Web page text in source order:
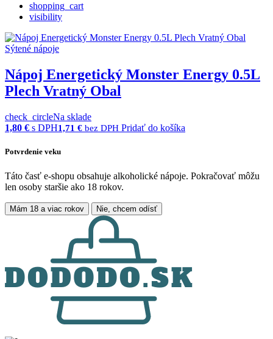
shopping_cart
visibility
Sýtené nápoje
Nápoj Energetický Monster Energy 0.5L
Plech Vratný Obal
check_circleNa sklade
1,80 € s DPH1,71 € bez DPH Pridať do košíka
Potvrdenie veku
Táto časť e-shopu obsahuje alkoholické nápoje. Pokračovať môžu
len osoby staršie ako 18 rokov.
Mám 18 a viac rokov Nie, chcem odísť